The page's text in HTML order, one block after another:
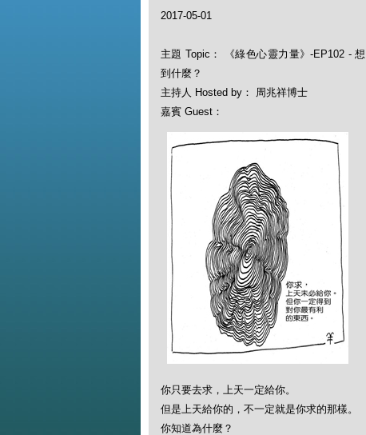
2017-05-01
主題 Topic： 《綠色心靈力量》-EP102 -
到什麼？
主持人 Hosted by： 周兆祥博士
嘉賓 Guest：
你只要去求，上天一定給你。
但是上天給你的，不一定就是你求的那樣。
你知道為什麼？